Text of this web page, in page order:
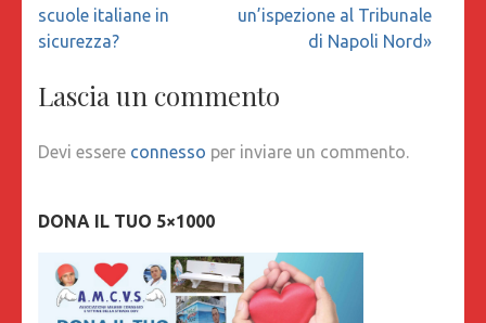
scuole italiane in
sicurezza?
un’ispezione al Tribunale
di Napoli Nord»
Lascia un commento
Devi essere connesso per inviare un commento.
DONA IL TUO 5×1000